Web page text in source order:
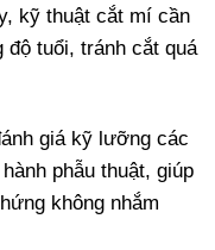
kỹ thuật cắt mí cần
tuổi, tránh cắt quá
giá kỹ lưỡng các
phẫu thuật, giúp
không nhắm